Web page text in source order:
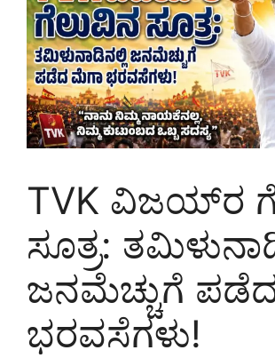
TVK ವಿಜಯ್‌ರ
ಸೂತ್ರ:
ಜನಮೆಚ್ಚುಗೆ
ಭರವಸೆಗಳು!